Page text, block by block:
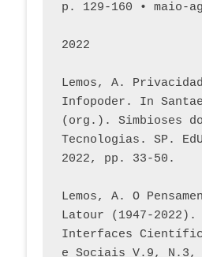
p. 129-160 • maio-
2022
Lemos, A.
Infopoder. In
(org.). Simbioses do
Tecnologias. SP.
2022, pp. 33-50.
Lemos, A. O
Latour (1947-
Interfaces
e Sociais V.9, N.3,